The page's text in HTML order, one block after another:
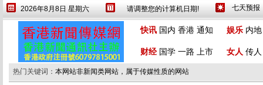
2026年8月8日 星期六 请调整您的计算机日期!
设为首页 繁體 快讯 国内 香港 通知 娱乐 内地
财经 国学 一路 上市 女人 传人
热门关键词： 本网站非新闻类网站，属于传媒性质的网站